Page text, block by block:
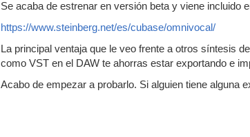
Se acaba de estrenar en versión beta y viene incluido
https://www.steinberg.net/es/cubase/omnivocal/
La principal ventaja que le veo frente a otros síntesis
como VST en el DAW te ahorras estar exportando e
Acabo de empezar a probarlo. Si alguien tiene alguna